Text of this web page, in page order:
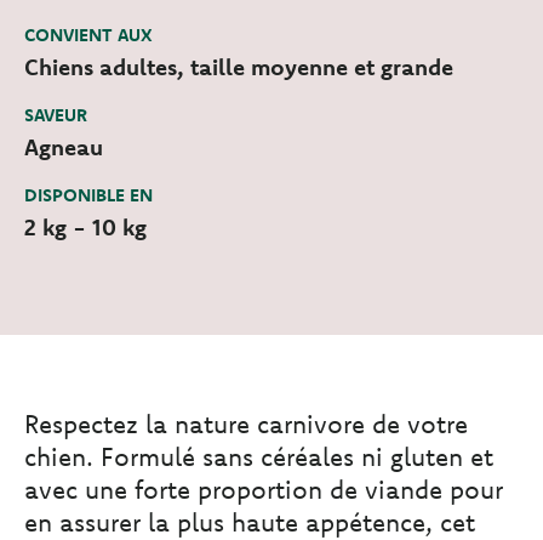
CONVIENT AUX
Chiens adultes, taille moyenne et grande
SAVEUR
Agneau
DISPONIBLE EN
2 kg - 10 kg
Respectez la nature carnivore de votre
chien. Formulé sans céréales ni gluten et
avec une forte proportion de viande pour
en assurer la plus haute appétence, cet